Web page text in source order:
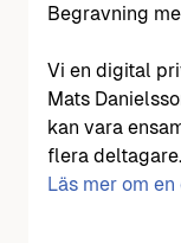
Begravning
Vi en digital
Mats
kan vara
flera deltagare.
Läs mer om